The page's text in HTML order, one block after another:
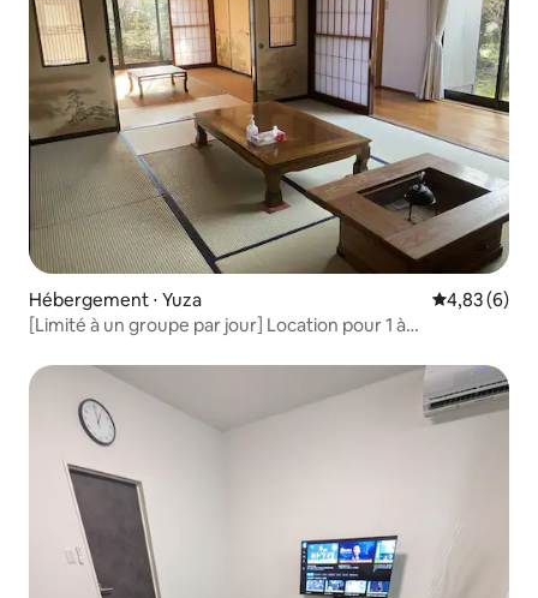
Hébergement ⋅ Yuza Évaluation
4,83 (6)
[Limité à un groupe par jour] Location pour 1 à
groupe / Également pour les séjours avant ou après
l'ascension du mont Chokai / Séjour paisible à la campagne